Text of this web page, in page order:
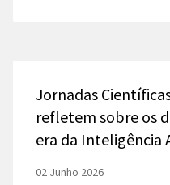
Jornadas
refletem sobre os
era da Inteligência
02 Junho 2026